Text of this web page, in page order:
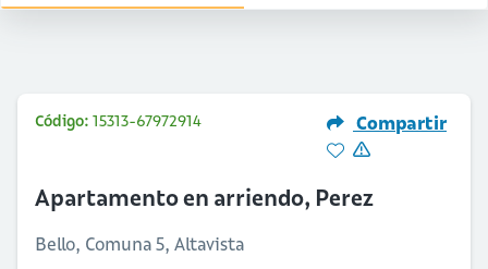
Código: 15313-67972914 Compartir
Apartamento en arriendo, Perez
Bello, Comuna 5, Altavista